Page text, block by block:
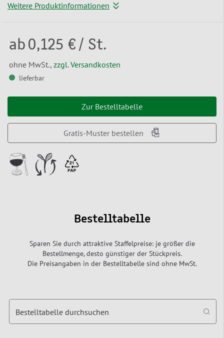
Weitere Produktinformationen
ab 0,125 € / St.
ohne MwSt., zzgl. Versandkosten
lieferbar
Zur Bestelltabelle
Gratis-Muster bestellen
Bestelltabelle
Sparen Sie durch attraktive Staffelpreise: je größer die
Bestellmenge, desto günstiger der Stückpreis.
Die Preisangaben in der Bestelltabelle sind ohne MwSt.
Bestelltabelle durchsuchen